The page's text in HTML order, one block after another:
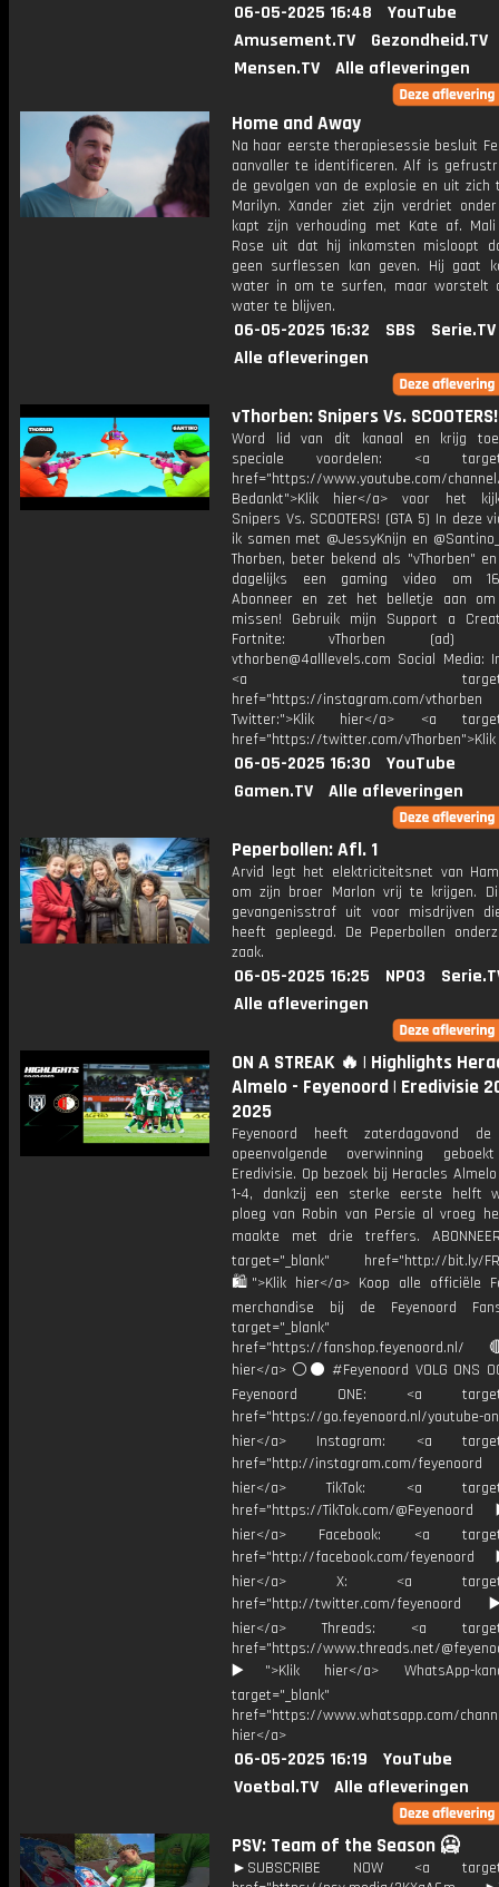
06-05-2025 16:48
YouTube
Amusement.TV
Gezondheid.TV
Mensen.TV
Alle afleveringen
Home and Away
Na haar eerste therapiesessie besluit
aanvaller te identificeren. Alf is
de gevolgen van de explosie en uit zich
Marilyn. Xander ziet zijn verdriet
kapt zijn verhouding met Kate af.
Rose uit dat hij inkomsten misloopt
geen surflessen kan geven. Hij gaat
water in om te surfen, maar worstelt
water te blijven.
06-05-2025 16:32 SBS
Serie.TV
Alle afleveringen
vThorben: Snipers Vs.
Word lid van dit kanaal en krijg
speciale voordelen: <a
href="https://www.youtube.com/channel/
Bedankt">Klik hier</a> voor het
Snipers Vs. SCOOTERS! (GTA 5) In deze
ik samen met @JessyKnijn en
Thorben, beter bekend als "vThorben"
dagelijks een gaming video om
Abonneer en zet het belletje aan
missen! Gebruik mijn Support a
Fortnite: vThorben (ad)
vthorben@4alllevels.com Social Media:
<a
href="https://instagram.com/vthorben
Twitter:">Klik hier</a> <a
href="https://twitter.com/
06-05-2025 16:30
YouTube
Gamen.TV
Alle afleveringen
Peperbollen: Afl. 1
Arvid legt het elektriciteitsnet van
om zijn broer Marlon vrij te krijgen.
gevangenisstraf uit voor misdrijven
heeft gepleegd. De Peperbollen
zaak.
06-05-2025 16:25 NPO3
Alle afleveringen
ON A STREAK 🔥 | Highlights
Almelo - Feyenoord | Eredivisie
2025
Feyenoord heeft zaterdagavond de
opeenvolgende overwinning
Eredivisie. Op bezoek bij Heracles
1-4, dankzij een sterke eerste helft
ploeg van Robin van Persie al vroeg
maakte met drie treffers.
target="_blank" href="http://bit.ly/
🛍">Klik hier</a> Koop alle officiële
merchandise bij de Feyenoord
target="_blank"
href="https://
hier</a> ⚪️⚫ #Feyenoord VOLG ONS
Feyenoord ONE: <a
href="https://go.feyenoord.nl/youtube-
hier</a> Instagram: <a
href="http://instagram.com/
hier</a> TikTok: <a
href="https://TikTok.com/
hier</a> Facebook: <a
href="http://facebook.com/
hier</a> X: <a
href="http://twitter.com/
hier</a> Threads: <a
href="https://www.threads.net/
▶️">Klik hier</a> WhatsApp-
target="_blank"
href="https://www.whatsapp.com/
hier</a>
06-05-2025 16:19
YouTube
Voetbal.TV
Alle afleveringen
PSV: Team of the Season 🥶
►SUBSCRIBE NOW <a